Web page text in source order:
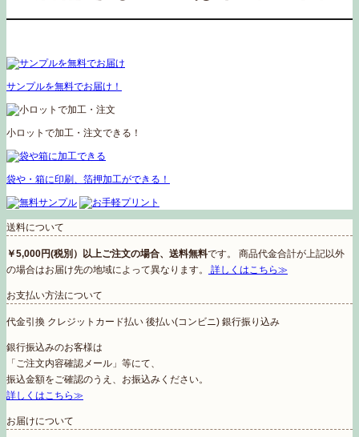
サンプルを無料でお届け！
小ロットで加工・注文できる！
袋や・箱に印刷、箔押加工ができる！
送料について
￥5,000円(税別）以上ご注文の場合、送料無料です。 商品代金合計が上記以外
の場合はお届け先の地域によって異なります。
詳しくはこちら≫
お支払い方法について
代金引換 クレジットカード払い 後払い(コンビニ) 銀行振り込み
銀行振込みのお客様は
「ご注文内容確認メール」等にて、
振込金額をご確認のうえ、お振込みください。
詳しくはこちら≫
お届けについて